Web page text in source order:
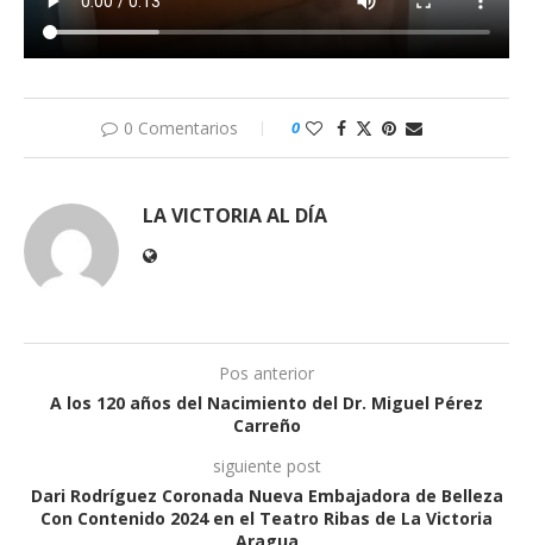
0 Comentarios 0
LA VICTORIA AL DÍA
Pos anterior
A los 120 años del Nacimiento del Dr. Miguel Pérez
Carreño
siguiente post
Dari Rodríguez Coronada Nueva Embajadora de Belleza
Con Contenido 2024 en el Teatro Ribas de La Victoria